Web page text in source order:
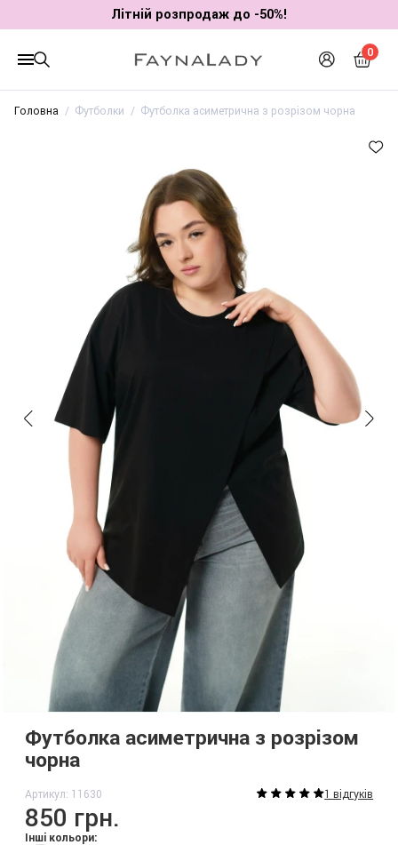
Літній розпродаж до -50%!
0
Головна Футболки Футболка асиметрична з розрізом чорна
Футболка асиметрична з розрізом
чорна
Артикул: 11630 1 відгуків
850 грн.
Інші кольори: